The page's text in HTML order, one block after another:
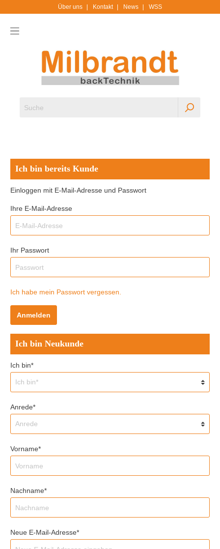
Über uns Kontakt News WSS
Ich bin bereits Kunde
Einloggen mit E-Mail-Adresse und Passwort
Ihre E-Mail-Adresse
Ihr Passwort
Ich habe mein Passwort vergessen.
Anmelden
Ich bin Neukunde
Ich bin*
Anrede*
Vorname*
Nachname*
Neue E-Mail-Adresse*